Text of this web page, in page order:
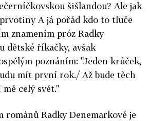
šišlandou? Ale jak
A já pořád kdo to tluče
znamením próz Radky
dětské říkačky, avšak
poznáním: "Jeden krůček,
mít první rok./ Až bude těch
celý svět."
románů Radky Denemarkové je